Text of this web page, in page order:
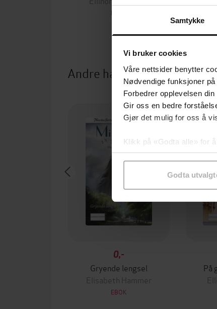
Samtykke
Vi bruker cookies
Våre nettsider benytter
Nødvendige funksjoner
Forbedrer opplevelsen
Gir oss en bedre
Gjør det mulig for oss å
Klikk på «Godta alle» for
samtykke til spesifikke
Godta
EBOK
Andre har også kjøpt
0,-
Gryende lengsel
Elisabeth Hammer
EBOK
På